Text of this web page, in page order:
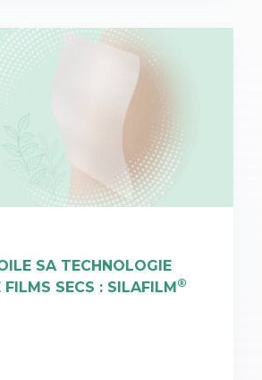
SA TECHNOLOGIE
FILMS SECS : SILAFILM®